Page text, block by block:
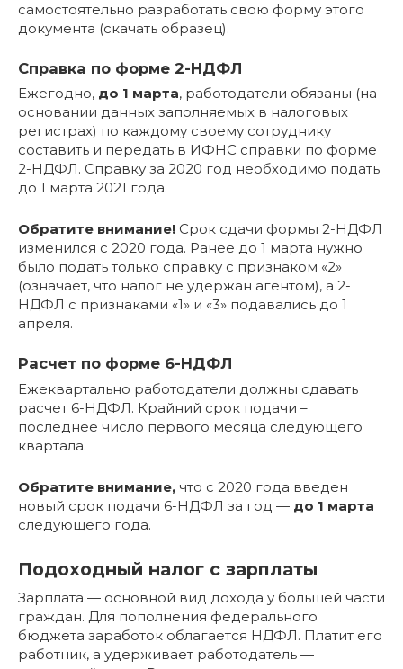
самостоятельно разработать свою форму этого
документа (cкачать образец).
Справка по форме 2-НДФЛ
Ежегодно, до 1 марта, работодатели обязаны (на
основании данных заполняемых в налоговых
регистрах) по каждому своему сотруднику
составить и передать в ИФНС справки по форме
2-НДФЛ. Справку за 2020 год необходимо подать
до 1 марта 2021 года.
Обратите внимание! Срок сдачи формы 2-НДФЛ
изменился с 2020 года. Ранее до 1 марта нужно
было подать только справку с признаком «2»
(означает, что налог не удержан агентом), а 2-
НДФЛ с признаками «1» и «3» подавались до 1
апреля.
Расчет по форме 6-НДФЛ
Ежеквартально работодатели должны сдавать
расчет 6-НДФЛ. Крайний срок подачи –
последнее число первого месяца следующего
квартала.
Обратите внимание, что с 2020 года введен
новый срок подачи 6-НДФЛ за год — до 1 марта
следующего года.
Подоходный налог с зарплаты
Зарплата — основной вид дохода у большей части
граждан. Для пополнения федерального
бюджета заработок облагается НДФЛ. Платит его
работник, а удерживает работодатель —